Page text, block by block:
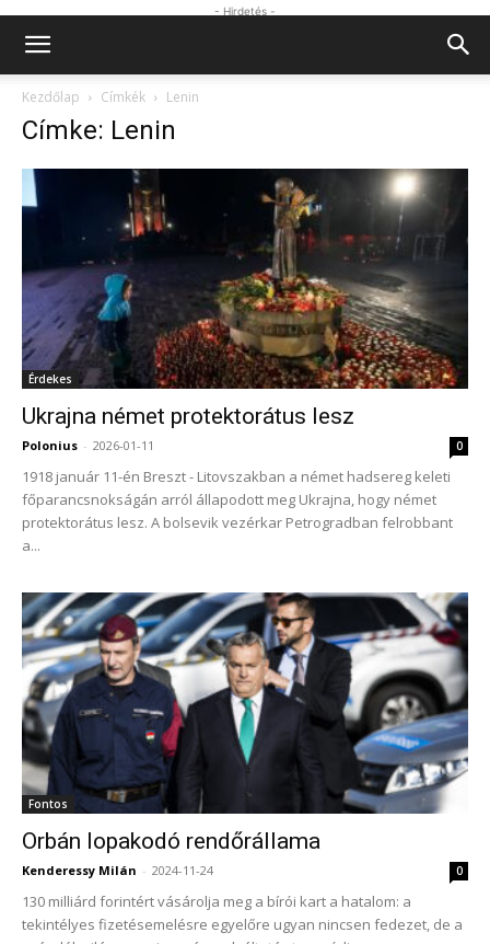
- Hirdetés -
Kezdőlap Címkék Lenin
Címke: Lenin
Érdekes
Ukrajna német protektorátus lesz
Polonius - 2026-01-11 0
1918 január 11-én Breszt - Litovszakban a német hadsereg keleti
főparancsnokságán arról állapodott meg Ukrajna, hogy német
protektorátus lesz. A bolsevik vezérkar Petrogradban felrobbant
a...
Fontos
Orbán lopakodó rendőrállama
Kenderessy Milán - 2024-11-24 0
130 milliárd forintért vásárolja meg a bírói kart a hatalom: a
tekintélyes fizetésemelésre egyelőre ugyan nincsen fedezet, de a